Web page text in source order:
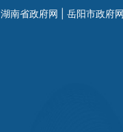
湖南省政府网 岳阳市政府网